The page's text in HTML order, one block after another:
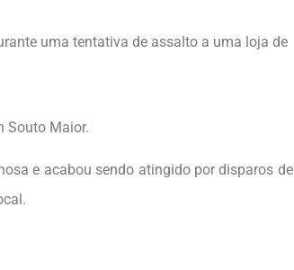
uma tentativa de assalto a uma loja de
Souto Maior.
e acabou sendo atingido por disparos de